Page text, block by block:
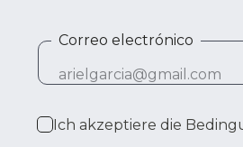
Correo electrónico
Ich akzeptiere die